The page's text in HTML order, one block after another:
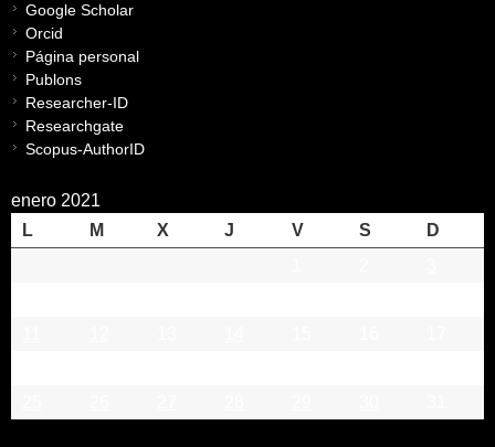
Google Scholar
Orcid
Página personal
Publons
Researcher-ID
Researchgate
Scopus-AuthorID
enero 2021
L
M X J V S
D